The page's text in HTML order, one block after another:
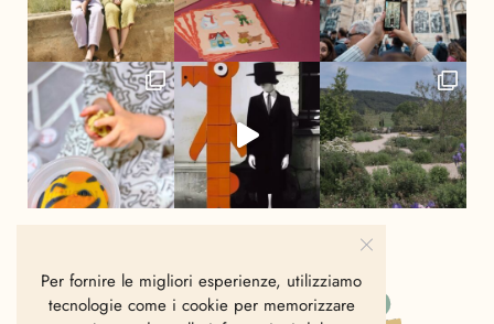
Per fornire le migliori esperienze, utilizziamo
tecnologie come i cookie per memorizzare